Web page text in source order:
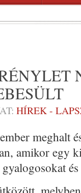
HÍREK -
meghalt
amikor egy